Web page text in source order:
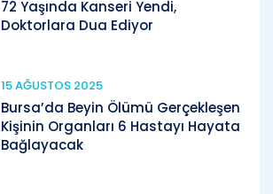
72 Yaşında Kanseri Yendi,
Doktorlara Dua Ediyor
15 AĞUSTOS 2025
Bursa’da Beyin Ölümü Gerçekleşen
Kişinin Organları 6 Hastayı Hayata
Bağlayacak